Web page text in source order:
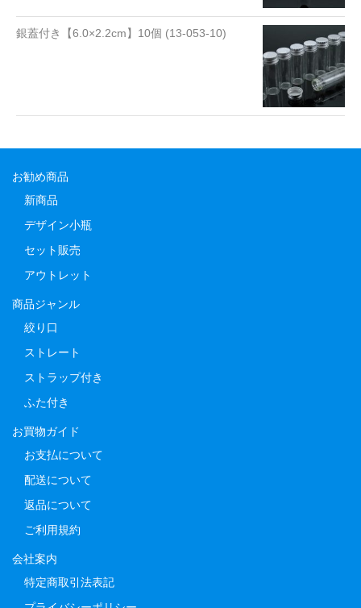
銀蓋付き【6.0×2.2cm】10個 (13-053-10)
お勧め商品
新商品
デザイン小瓶
セット販売
アウトレット
商品ジャンル
絞り口
ストレート
ストラップ付き
ふた付き
お買物ガイド
お支払について
配送について
返品について
ご利用規約
会社案内
特定商取引法表記